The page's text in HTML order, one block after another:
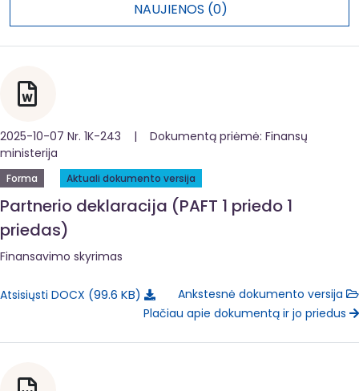
NAUJIENOS (0)
2025-10-07 Nr. 1K-243 | Dokumentą priėmė: Finansų
ministerija
Forma Aktuali dokumento versija
Partnerio deklaracija (PAFT 1 priedo 1
priedas)
Finansavimo skyrimas
Atsisiųsti DOCX 99.6 KB
Ankstesnė dokumento versija
Plačiau apie dokumentą ir jo priedus